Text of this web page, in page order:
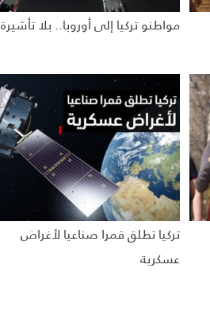
مواطنو تركيا إلى أوروبا.. بلا تأشيرة
تركيا تطلق قمرا صناعيا لأغراض
عسكرية